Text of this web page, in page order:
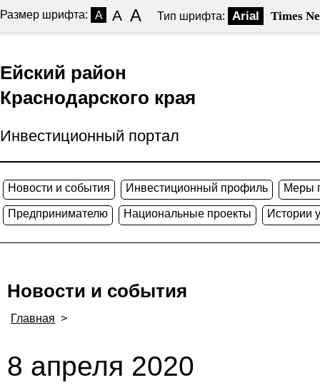
Размер шрифта: A A A Тип шрифта: Arial Times
Ейский район
Краснодарского края
Инвестиционный портал
Новости и события Инвестиционный профиль Меры
Предпринимателю Национальные проекты Истории
Новости и события
Главная >
8 апреля 2020